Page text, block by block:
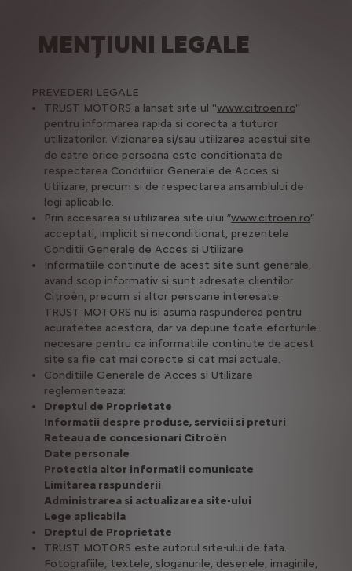
MENȚIUNI LEGALE
PREVEDERI LEGALE
TRUST MOTORS a lansat site-ul ''www.citroen.ro''
pentru informarea rapida si corecta a tuturor
utilizatorilor. Vizionarea si/sau utilizarea acestui site
de catre orice persoana este conditionata de
respectarea Conditiilor Generale de Acces si
Utilizare, precum si de respectarea ansamblului de
legi aplicabile.
Prin accesarea si utilizarea site-ului ”www.citroen.ro”
acceptati, implicit si neconditionat, prezentele
Conditii Generale de Acces si Utilizare
Informatiile continute de acest site sunt generale,
avand scop informativ si sunt adresate clientilor
Citroën, precum si altor persoane interesate.
TRUST MOTORS nu isi asuma raspunderea pentru
acuratetea acestora, dar va depune toate eforturile
necesare pentru ca informatiile continute de acest
site sa fie cat mai corecte si cat mai actuale.
Conditiile Generale de Acces si Utilizare
reglementeaza:
Dreptul de Proprietate
Informatii despre produse, servicii si preturi
Reteaua de concesionari Citroën
Date personale
Protectia altor informatii comunicate
Limitarea raspunderii
Administrarea si actualizarea site-ului
Lege aplicabila
Dreptul de Proprietate
TRUST MOTORS este autorul site-ului de fata.
Fotografiile, textele, sloganurile, desenele, imaginile,